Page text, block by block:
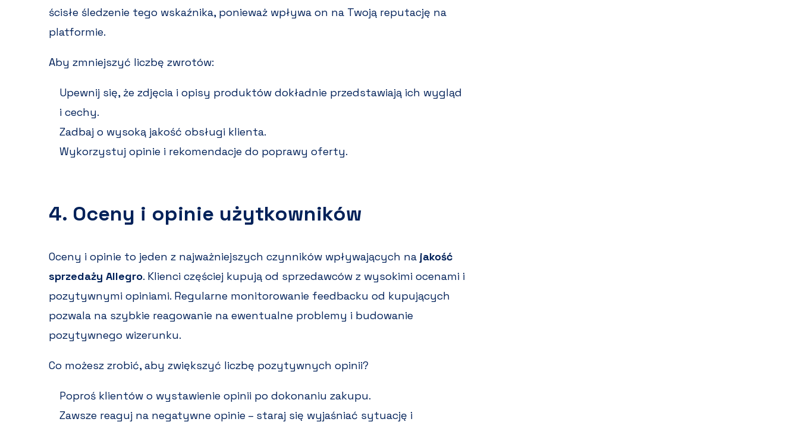
ścisłe śledzenie tego wskaźnika, ponieważ wpływa on na Twoją reputację na
platformie.
Aby zmniejszyć liczbę zwrotów:
Upewnij się, że zdjęcia i opisy produktów dokładnie przedstawiają ich wygląd
i cechy.
Zadbaj o wysoką jakość obsługi klienta.
Wykorzystuj opinie i rekomendacje do poprawy oferty.
4. Oceny i opinie użytkowników
Oceny i opinie to jeden z najważniejszych czynników wpływających na jakość
sprzedaży Allegro. Klienci częściej kupują od sprzedawców z wysokimi ocenami i
pozytywnymi opiniami. Regularne monitorowanie feedbacku od kupujących
pozwala na szybkie reagowanie na ewentualne problemy i budowanie
pozytywnego wizerunku.
Co możesz zrobić, aby zwiększyć liczbę pozytywnych opinii?
Poproś klientów o wystawienie opinii po dokonaniu zakupu.
Zawsze reaguj na negatywne opinie – staraj się wyjaśniać sytuację i